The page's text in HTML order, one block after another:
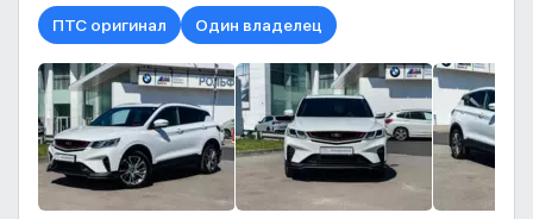
ПТС оригинал Один владелец